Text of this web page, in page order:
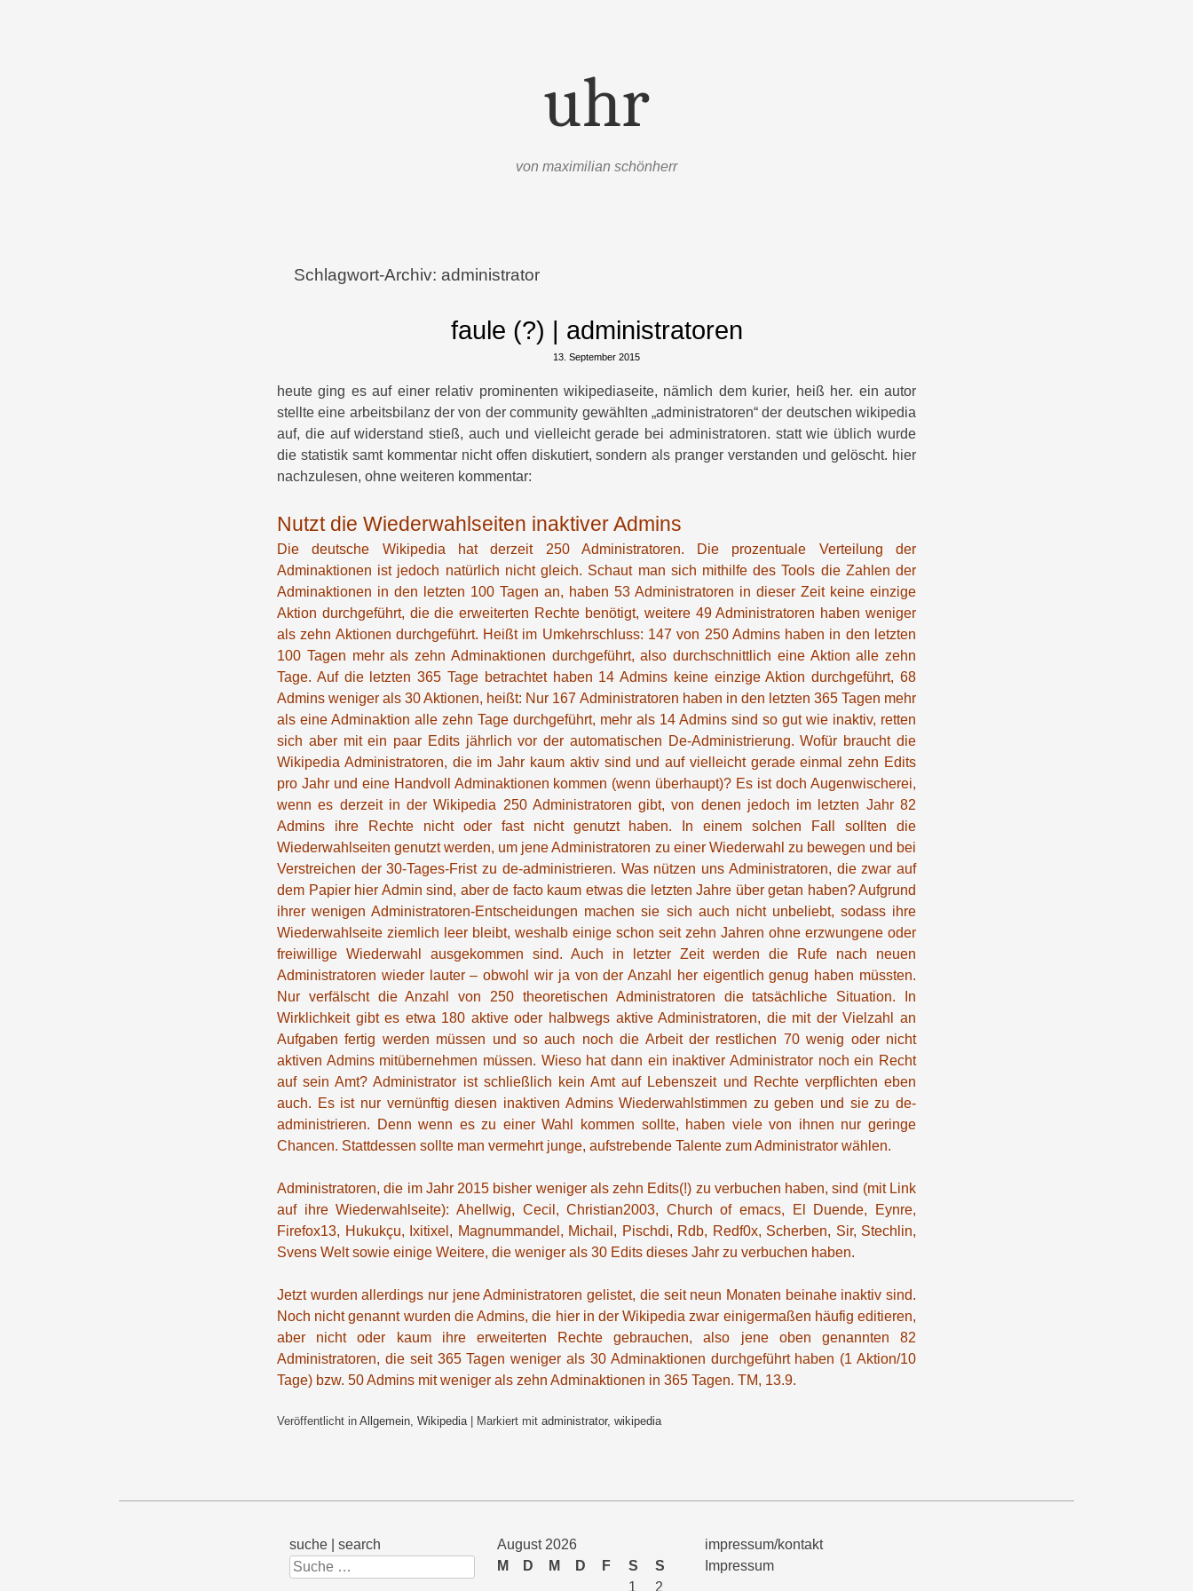
uhr
von maximilian schönherr
Schlagwort-Archiv:administrator
faule (?) | administratoren
13. September 2015
heute ging es auf einer relativ prominenten wikipediaseite, nämlich dem kurier, heiß her. ein autor
stellte eine arbeitsbilanz der von der community gewählten „administratoren“ der deutschen wikipedia
auf, die auf widerstand stieß, auch und vielleicht gerade bei administratoren. statt wie üblich wurde
die statistik samt kommentar nicht offen diskutiert, sondern als pranger verstanden und gelöscht. hier
nachzulesen, ohne weiteren kommentar:
Nutzt die Wiederwahlseiten inaktiver Admins
Die deutsche Wikipedia hat derzeit 250 Administratoren. Die prozentuale Verteilung der
Adminaktionen ist jedoch natürlich nicht gleich. Schaut man sich mithilfe des Tools die Zahlen der
Adminaktionen in den letzten 100 Tagen an, haben 53 Administratoren in dieser Zeit keine einzige
Aktion durchgeführt, die die erweiterten Rechte benötigt, weitere 49 Administratoren haben weniger
als zehn Aktionen durchgeführt. Heißt im Umkehrschluss: 147 von 250 Admins haben in den letzten
100 Tagen mehr als zehn Adminaktionen durchgeführt, also durchschnittlich eine Aktion alle zehn
Tage. Auf die letzten 365 Tage betrachtet haben 14 Admins keine einzige Aktion durchgeführt, 68
Admins weniger als 30 Aktionen, heißt: Nur 167 Administratoren haben in den letzten 365 Tagen mehr
als eine Adminaktion alle zehn Tage durchgeführt, mehr als 14 Admins sind so gut wie inaktiv, retten
sich aber mit ein paar Edits jährlich vor der automatischen De-Administrierung. Wofür braucht die
Wikipedia Administratoren, die im Jahr kaum aktiv sind und auf vielleicht gerade einmal zehn Edits
pro Jahr und eine Handvoll Adminaktionen kommen (wenn überhaupt)? Es ist doch Augenwischerei,
wenn es derzeit in der Wikipedia 250 Administratoren gibt, von denen jedoch im letzten Jahr 82
Admins ihre Rechte nicht oder fast nicht genutzt haben. In einem solchen Fall sollten die
Wiederwahlseiten genutzt werden, um jene Administratoren zu einer Wiederwahl zu bewegen und bei
Verstreichen der 30-Tages-Frist zu de-administrieren. Was nützen uns Administratoren, die zwar auf
dem Papier hier Admin sind, aber de facto kaum etwas die letzten Jahre über getan haben? Aufgrund
ihrer wenigen Administratoren-Entscheidungen machen sie sich auch nicht unbeliebt, sodass ihre
Wiederwahlseite ziemlich leer bleibt, weshalb einige schon seit zehn Jahren ohne erzwungene oder
freiwillige Wiederwahl ausgekommen sind. Auch in letzter Zeit werden die Rufe nach neuen
Administratoren wieder lauter – obwohl wir ja von der Anzahl her eigentlich genug haben müssten.
Nur verfälscht die Anzahl von 250 theoretischen Administratoren die tatsächliche Situation. In
Wirklichkeit gibt es etwa 180 aktive oder halbwegs aktive Administratoren, die mit der Vielzahl an
Aufgaben fertig werden müssen und so auch noch die Arbeit der restlichen 70 wenig oder nicht
aktiven Admins mitübernehmen müssen. Wieso hat dann ein inaktiver Administrator noch ein Recht
auf sein Amt? Administrator ist schließlich kein Amt auf Lebenszeit und Rechte verpflichten eben
auch. Es ist nur vernünftig diesen inaktiven Admins Wiederwahlstimmen zu geben und sie zu de-
administrieren. Denn wenn es zu einer Wahl kommen sollte, haben viele von ihnen nur geringe
Chancen. Stattdessen sollte man vermehrt junge, aufstrebende Talente zum Administrator wählen.
Administratoren, die im Jahr 2015 bisher weniger als zehn Edits(!) zu verbuchen haben, sind (mit Link
auf ihre Wiederwahlseite): Ahellwig, Cecil, Christian2003, Church of emacs, El Duende, Eynre,
Firefox13, Hukukçu, Ixitixel, Magnummandel, Michail, Pischdi, Rdb, Redf0x, Scherben, Sir, Stechlin,
Svens Welt sowie einige Weitere, die weniger als 30 Edits dieses Jahr zu verbuchen haben.
Jetzt wurden allerdings nur jene Administratoren gelistet, die seit neun Monaten beinahe inaktiv sind.
Noch nicht genannt wurden die Admins, die hier in der Wikipedia zwar einigermaßen häufig editieren,
aber nicht oder kaum ihre erweiterten Rechte gebrauchen, also jene oben genannten 82
Administratoren, die seit 365 Tagen weniger als 30 Adminaktionen durchgeführt haben (1 Aktion/10
Tage) bzw. 50 Admins mit weniger als zehn Adminaktionen in 365 Tagen. TM, 13.9.
Veröffentlicht in Allgemein, Wikipedia Markiert mit administrator, wikipedia
suche | search
Suchen
August 2026
M
D M D F S
S
1
2
impressum/kontakt
Impressum